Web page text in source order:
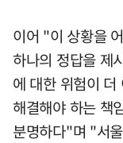
이어 "이 상황을
하나의 정답을 제
에 대한 위험이 더
해결해야 하는 책
분명하다"며 "서